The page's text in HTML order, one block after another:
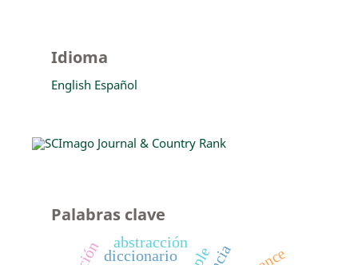
Idioma
English Español
Palabras clave
diccionario
abstracción